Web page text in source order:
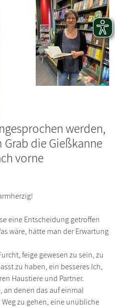
werden,
die Gießkanne
vorne
eine Entscheidung getroffen
wäre, hätte man der Erwartung
feige gewesen zu sein, zu
zu haben, ein besseres Ich,
Haustiere und Partner.
an denen das auf einmal
zu gehen, eine unübliche